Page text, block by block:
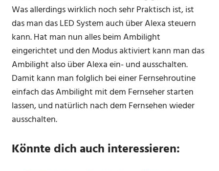
Was allerdings wirklich noch sehr Praktisch ist, ist
das man das LED System auch über Alexa steuern
kann. Hat man nun alles beim Ambilight
eingerichtet und den Modus aktiviert kann man das
Ambilight also über Alexa ein- und ausschalten.
Damit kann man folglich bei einer Fernsehroutine
einfach das Ambilight mit dem Fernseher starten
lassen, und natürlich nach dem Fernsehen wieder
ausschalten.
Könnte dich auch interessieren: